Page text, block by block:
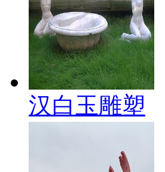
汉白玉雕塑